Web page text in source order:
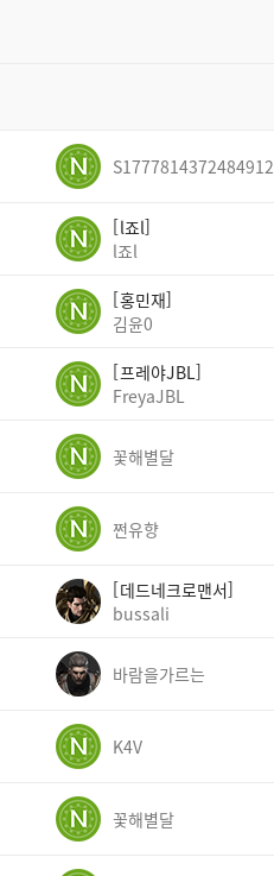
S1777814372484912
l죠l
l죠l
홍민재
김윤0
프레야JBL
FreyaJBL
꽃해별달
쩐유향
데드네크로맨서
bussali
바람을가르는
K4V
꽃해별달